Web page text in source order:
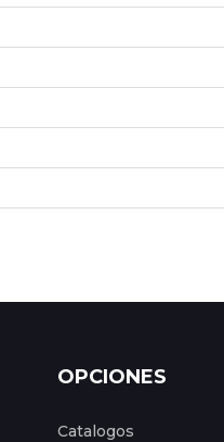
OPCIONES
Catalogos